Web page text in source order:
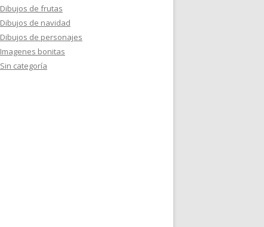
Dibujos de frutas
Dibujos de navidad
Dibujos de personajes
Imagenes bonitas
Sin categoría